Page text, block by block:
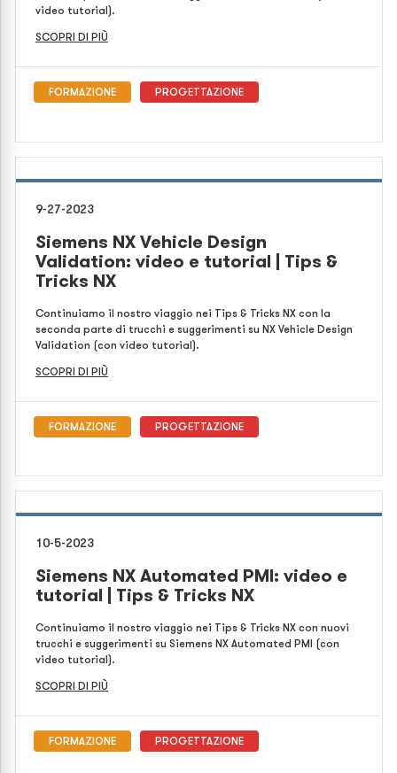
video tutorial).
SCOPRI DI PIÙ
FORMAZIONE PROGETTAZIONE
9-27-2023
Siemens NX Vehicle Design
Validation: video e tutorial | Tips &
Tricks NX
Continuiamo il nostro viaggio nei Tips & Tricks NX con la
seconda parte di trucchi e suggerimenti su NX Vehicle Design
Validation (con video tutorial).
SCOPRI DI PIÙ
FORMAZIONE PROGETTAZIONE
10-5-2023
Siemens NX Automated PMI: video e
tutorial | Tips & Tricks NX
Continuiamo il nostro viaggio nei Tips & Tricks NX con nuovi
trucchi e suggerimenti su Siemens NX Automated PMI (con
video tutorial).
SCOPRI DI PIÙ
FORMAZIONE PROGETTAZIONE